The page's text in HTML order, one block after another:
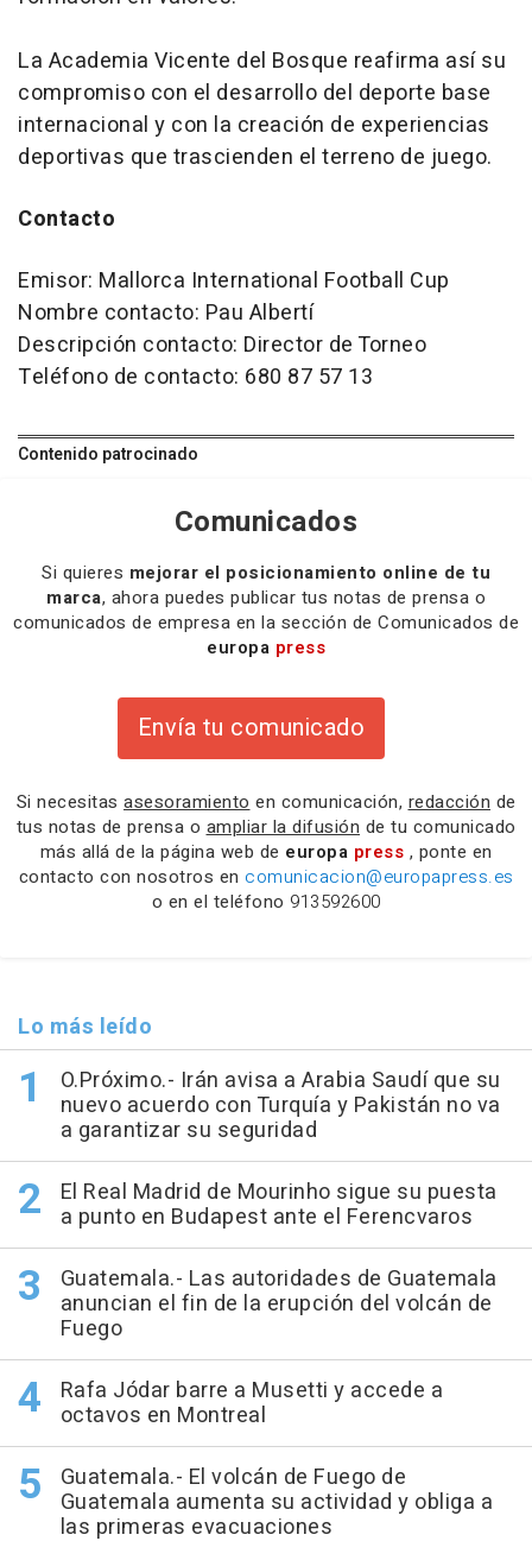
La Academia Vicente del Bosque reafirma así su
compromiso con el desarrollo del deporte base
internacional y con la creación de experiencias
deportivas que trascienden el terreno de juego.
Contacto
Emisor: Mallorca International Football Cup
Nombre contacto: Pau Albertí
Descripción contacto: Director de Torneo
Teléfono de contacto: 680 87 57 13
Contenido patrocinado
Comunicados
Si quieres mejorar el posicionamiento online de tu
marca, ahora puedes publicar tus notas de prensa o
comunicados de empresa en la sección de Comunicados de
europa press
Envía tu comunicado
Si necesitas asesoramiento en comunicación, redacción de
tus notas de prensa o ampliar la difusión de tu comunicado
más allá de la página web de europa press , ponte en
contacto con nosotros en comunicacion@europapress.es
o en el teléfono 913592600
Lo más leído
O.Próximo.- Irán avisa a Arabia Saudí que su
nuevo acuerdo con Turquía y Pakistán no va
a garantizar su seguridad
El Real Madrid de Mourinho sigue su puesta
a punto en Budapest ante el Ferencvaros
Guatemala.- Las autoridades de Guatemala
anuncian el fin de la erupción del volcán de
Fuego
Rafa Jódar barre a Musetti y accede a
octavos en Montreal
Guatemala.- El volcán de Fuego de
Guatemala aumenta su actividad y obliga a
las primeras evacuaciones